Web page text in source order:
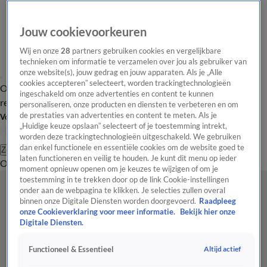
Overzicht Laatste nieuws Regionieuws Het beste van Hart
Tip de
redactie
Volg Hart van Nederland
Zoeken
OverzichtRegioUitzendingenWeerTip de redactiePanelVideo's
Jouw cookievoorkeuren
Wij en onze28 partners gebruiken cookies en vergelijkbare
technieken om informatie te verzamelen over jou als gebruiker van
onze website(s), jouw gedrag en jouw apparaten. Als je „Alle
cookies accepteren” selecteert, worden trackingtechnologieën
ingeschakeld om onze advertenties en content te kunnen
personaliseren, onze producten en diensten te verbeteren en om
de prestaties van advertenties en content te meten. Als je
„Huidige keuze opslaan” selecteert of je toestemming intrekt,
worden deze trackingtechnologieën uitgeschakeld. We gebruiken
dan enkel functionele en essentiële cookies om de website goed te
laten functioneren en veilig te houden. Je kunt dit menu op ieder
moment opnieuw openen om je keuzes te wijzigen of om je
toestemming in te trekken door op de link Cookie-instellingen
onder aan de webpagina te klikken. Je selecties zullen overal
binnen onze Digitale Diensten worden doorgevoerd. Raadpleeg
onze Cookieverklaring voor meer informatie.
Bekijk hier onze
Digitale Diensten.
Functioneel & Essentieel Altijd actief